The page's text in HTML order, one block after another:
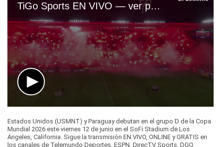
TiGo Sports EN VIVO — ver partido Estados Unidos (USMNT) vs. Paraguay por Fútbol TV y Online | VIDEO
seconds
of
28
seconds
Estados Unidos (USMNT) y Paraguay debutan en el grupo D de la Copa
Mundial 2026 este viernes 12 de junio en el SoFi Stadium de Los
Ángeles, California. Sigue la transmisión EN VIVO, ONLINE y GRATIS en
los canales de Telemundo Deportes, ESPN, DirecTV Sports, DGO,